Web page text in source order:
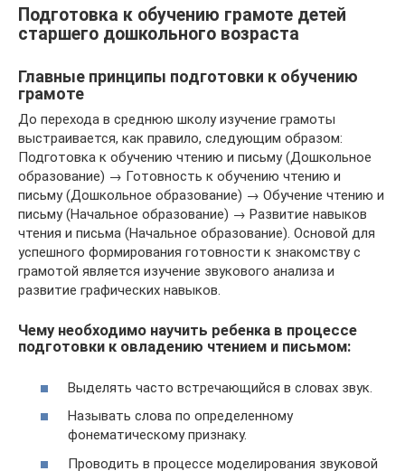
Подготовка к обучению грамоте детей
старшего дошкольного возраста
Главные принципы подготовки к обучению
грамоте
До перехода в среднюю школу изучение грамоты
выстраивается, как правило, следующим образом:
Подготовка к обучению чтению и письму (Дошкольное
образование) → Готовность к обучению чтению и
письму (Дошкольное образование) → Обучение чтению и
письму (Начальное образование) → Развитие навыков
чтения и письма (Начальное образование). Основой для
успешного формирования готовности к знакомству с
грамотой является изучение звукового анализа и
развитие графических навыков.
Чему необходимо научить ребенка в процессе
подготовки к овладению чтением и письмом:
Выделять часто встречающийся в словах звук.
Называть слова по определенному
фонематическому признаку.
Проводить в процессе моделирования звуковой